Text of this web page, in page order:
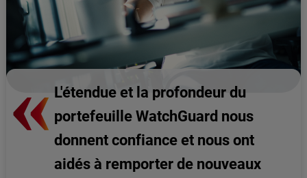
L'étendue et la profondeur du
portefeuille WatchGuard nous
donnent confiance et nous ont
aidés à remporter de nouveaux